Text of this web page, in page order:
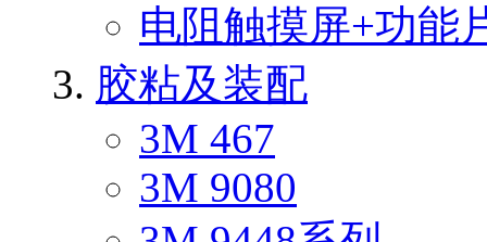
电阻触摸屏+功能
胶粘及装配
3M 467
3M 9080